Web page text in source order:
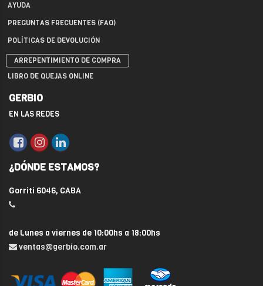
AYUDA
PREGUNTAS FRECUENTES (FAQ)
POLÍTICAS DE DEVOLUCIÓN
ARREPENTIMIENTO DE COMPRA
LIBRO DE QUEJAS ONLINE
GERBIO
EN LAS REDES
¿DÓNDE ESTAMOS?
Gorriti 6046, CABA
de Lunes a viernes de 10:00hs a 18:00hs
ventas@gerbio.com.ar